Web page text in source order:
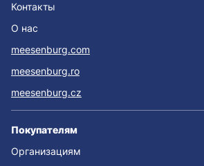
Контакты
О нас
meesenburg.com
meesenburg.ro
meesenburg.cz
Покупателям
Организациям